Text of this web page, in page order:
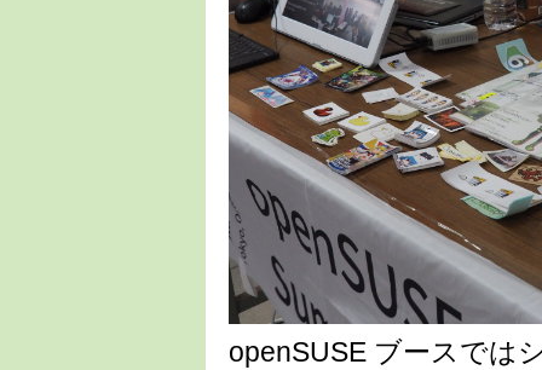
openSUSE ブースでは